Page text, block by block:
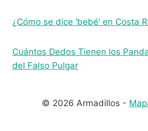
¿Cómo se dice ‘bebé’ en Costa
Cuántos Dedos Tienen los
del Falso Pulgar
© 2026 Armadillos -